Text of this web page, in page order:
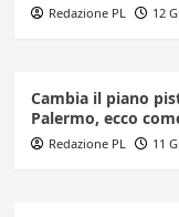
Redazione PL 12
Cambia il piano
Palermo, ecco
Redazione PL 11